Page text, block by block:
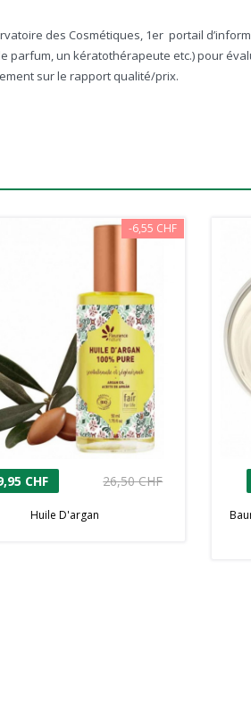
des Cosmétiques, 1er portail
parfum, un kératothérapeute etc.) pour
sur le rapport qualité/prix.
-6,55 CHF
CHF 26,50 CHF
Huile D'argan